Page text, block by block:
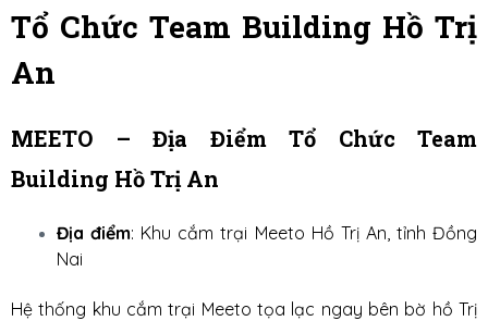
Tổ Chức Team Building Hồ Trị
An
MEETO – Địa Điểm Tổ Chức Team
Building Hồ Trị An
Địa điểm: Khu cắm trại Meeto Hồ Trị An, tỉnh Đồng
Nai
Hệ thống khu cắm trại Meeto tọa lạc ngay bên bờ hồ Trị